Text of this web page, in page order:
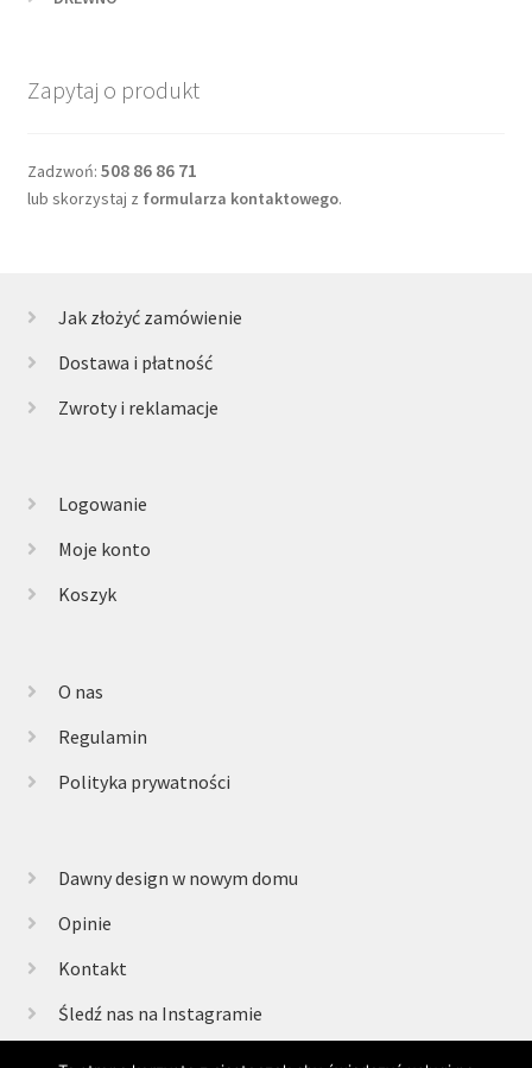
Zapytaj o produkt
Zadzwoń: 508 86 86 71
lub skorzystaj z formularza kontaktowego.
Jak złożyć zamówienie
Dostawa i płatność
Zwroty i reklamacje
Logowanie
Moje konto
Koszyk
O nas
Regulamin
Polityka prywatności
Dawny design w nowym domu
Opinie
Kontakt
Śledź nas na Instagramie